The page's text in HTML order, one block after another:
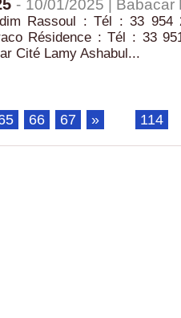
- 10/01/2025 | Babacar
Rassoul : Tél : 33 954
Résidence : Tél : 33
Cité Lamy Ashabul...
66 67 » 114